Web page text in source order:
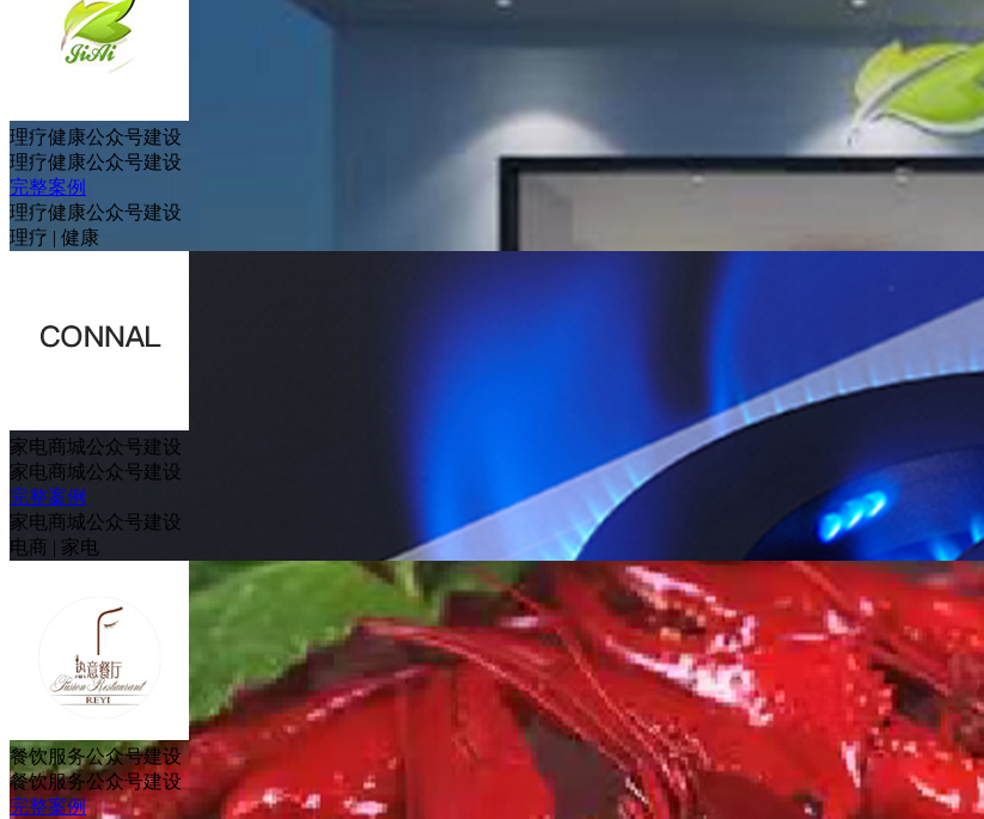
理疗健康公众号建设
理疗健康公众号建设
完整案例
理疗健康公众号建设
理疗 | 健康
家电商城公众号建设
家电商城公众号建设
完整案例
家电商城公众号建设
电商 | 家电
餐饮服务公众号建设
餐饮服务公众号建设
完整案例